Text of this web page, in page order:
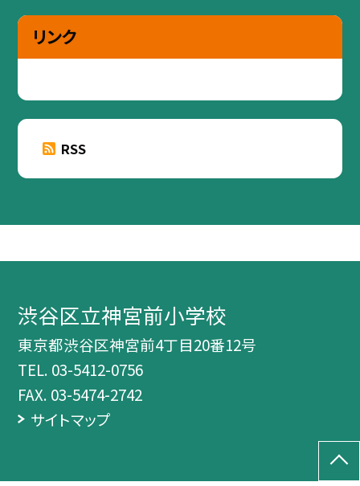
リンク
RSS
渋谷区立神宮前小学校
東京都渋谷区神宮前4丁目20番12号
TEL. 03-5412-0756
FAX. 03-5474-2742
サイトマップ